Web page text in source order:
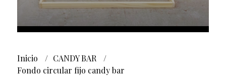
Inicio
CANDY BAR
Fondo circular fijo candy bar